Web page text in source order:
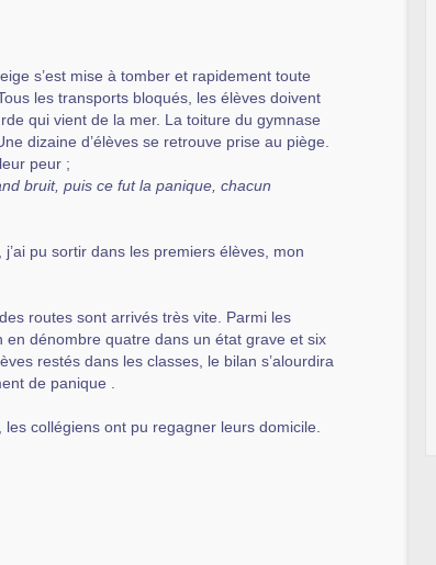
s’est mise à tomber et rapidement toute
les transports bloqués, les élèves doivent
qui vient de la mer. La toiture du gymnase
dizaine d’élèves se retrouve prise au piège.
peur ;
bruit, puis ce fut la panique, chacun
pu sortir dans les premiers élèves, mon
routes sont arrivés très vite. Parmi les
dénombre quatre dans un état grave et six
restés dans les classes, le bilan s’alourdira
de panique .
collégiens ont pu regagner leurs domicile.